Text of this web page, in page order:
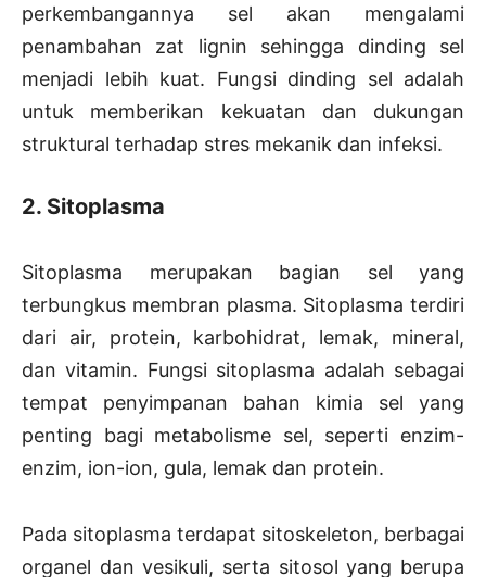
perkembangannya sel akan mengalami
penambahan zat lignin sehingga dinding sel
menjadi lebih kuat. Fungsi dinding sel adalah
untuk memberikan kekuatan dan dukungan
struktural terhadap stres mekanik dan infeksi.
2. Sitoplasma
Sitoplasma merupakan bagian sel yang
terbungkus membran plasma. Sitoplasma terdiri
dari air, protein, karbohidrat, lemak, mineral,
dan vitamin. Fungsi sitoplasma adalah sebagai
tempat penyimpanan bahan kimia sel yang
penting bagi metabolisme sel, seperti enzim-
enzim, ion-ion, gula, lemak dan protein.
Pada sitoplasma terdapat sitoskeleton, berbagai
organel dan vesikuli, serta sitosol yang berupa